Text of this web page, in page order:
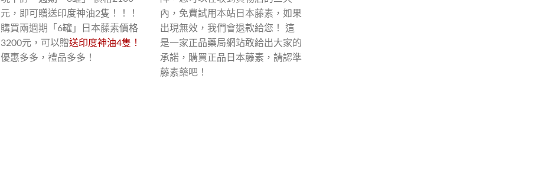
元，即可贈送印度神油2隻！！！
購買兩週期「6罐」日本藤素價格
3200元，可以贈送印度神油4隻！
優惠多多，禮品多多！
內，免費試用本站日本藤素，如果
出現無效，我們會退款給您！ 這
是一家正品藥局網站敢給出大家的
承諾，購買正品日本藤素，請認準
藤素藥吧！